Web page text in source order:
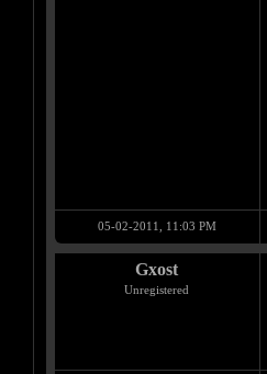
05-02-2011, 11:03 PM
Gxost
Unregistered